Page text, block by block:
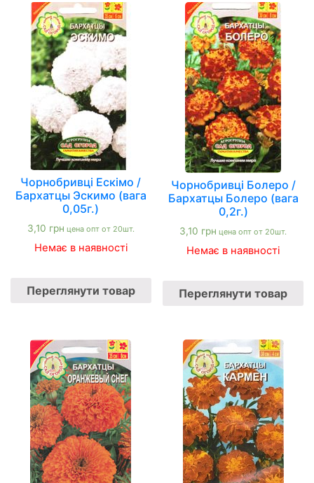
Чорнобривці Ескімо /
Бархатцы Эскимо (вага
0,05г.)
3,10 грн цена опт от 20шт.
Немає в наявності
Переглянути товар
Чорнобривці Болеро /
Бархатцы Болеро (вага
0,2г.)
3,10 грн цена опт от 20шт.
Немає в наявності
Переглянути товар